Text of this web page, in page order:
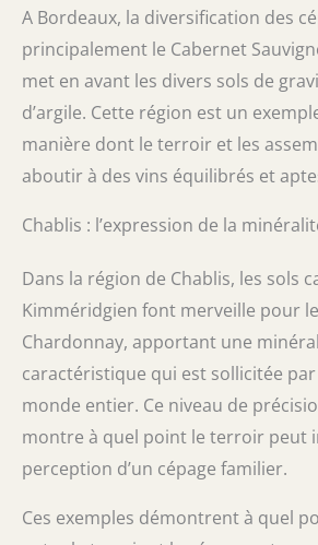
A Bordeaux, la diversification des
principalement le Cabernet
met en avant les divers sols de
d’argile. Cette région est un
manière dont le terroir et les
aboutir à des vins équilibrés et
Chablis : l’expression de la
Dans la région de Chablis, les sols
Kimméridgien font merveille pour
Chardonnay, apportant une
caractéristique qui est sollicitée
monde entier. Ce niveau de
montre à quel point le terroir peut
perception d’un cépage familier.
Ces exemples démontrent à quel